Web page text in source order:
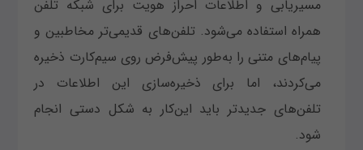
مسیریابی و اطلاعات احراز هویت برای شبکه تلفن
همراه استفاده می‌شود. تلفن‌های قدیمی‌تر مخاطبین و
پیام‌های متنی را به‌طور پیش‌فرض روی سیم‌کارت ذخیره
می‌کردند، اما برای ذخیره‌سازی این اطلاعات در
تلفن‌های جدیدتر باید این‌کار به شکل دستی انجام
شود.